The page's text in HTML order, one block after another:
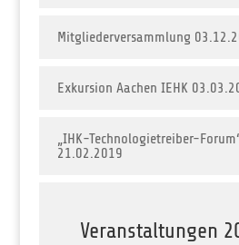
Mitgliederversammlung
Exkursion Aachen IEHK
„IHK-Technologietreiber-
21.02.2019
Veranstaltungen